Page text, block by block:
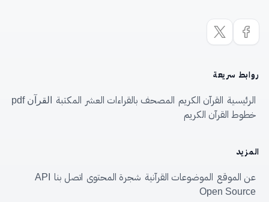
روابط سريعة
الرئيسية القرآن الكريم المصحف بالقراءات العشر المكتبة القرآن pdf
خطوط القرآن الكريم
المزيد
عن الموقع الموضوعات القرآنية شجرة المحتوى اتصل بنا
API
Open Source